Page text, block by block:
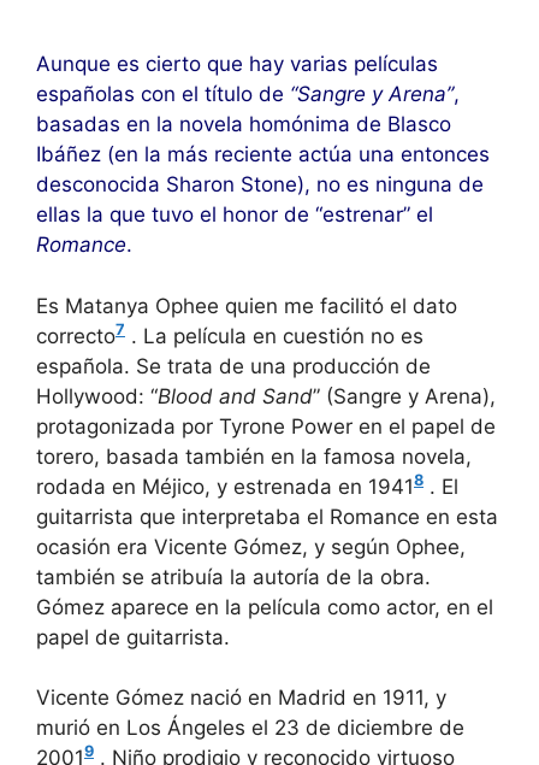
Aunque es cierto que hay varias películas
españolas con el título de “Sangre y Arena”,
basadas en la novela homónima de Blasco
Ibáñez (en la más reciente actúa una entonces
desconocida Sharon Stone), no es ninguna de
ellas la que tuvo el honor de “estrenar” el
Romance.
Es Matanya Ophee quien me facilitó el dato
correcto7 . La película en cuestión no es
española. Se trata de una producción de
Hollywood: “Blood and Sand” (Sangre y Arena),
protagonizada por Tyrone Power en el papel de
torero, basada también en la famosa novela,
rodada en Méjico, y estrenada en 19418 . El
guitarrista que interpretaba el Romance en esta
ocasión era Vicente Gómez, y según Ophee,
también se atribuía la autoría de la obra.
Gómez aparece en la película como actor, en el
papel de guitarrista.
Vicente Gómez nació en Madrid en 1911, y
murió en Los Ángeles el 23 de diciembre de
20019 . Niño prodigio y reconocido virtuoso